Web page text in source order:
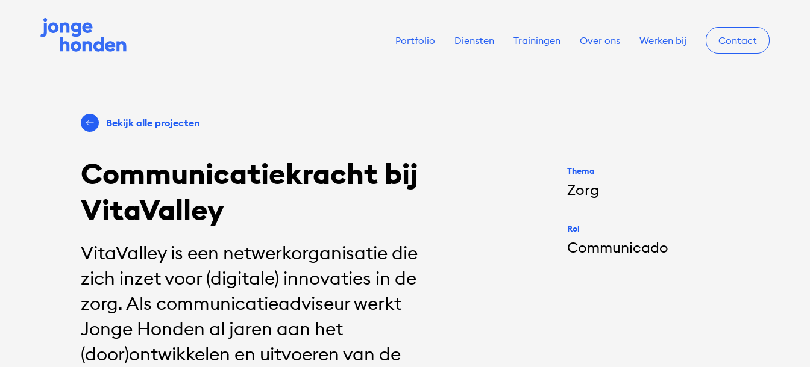
Portfolio Diensten Trainingen Over ons Werken bij Contact
Bekijk alle projecten
Communicatiekracht bij
VitaValley
VitaValley is een netwerkorganisatie die
zich inzet voor (digitale) innovaties in de
zorg. Als communicatieadviseur werkt
Jonge Honden al jaren aan het
(door)ontwikkelen en uitvoeren van de
Thema
Zorg
Rol
Communicado